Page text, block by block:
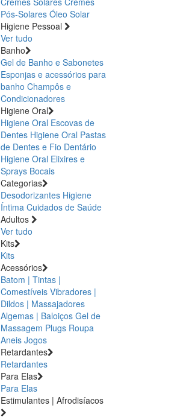
Pós-Solares Óleo Solar
Higiene Pessoal
Ver tudo
Banho
Gel de Banho e Sabonetes
Esponjas e acessórios para
banho Champôs e
Condicionadores
Higiene Oral
Higiene Oral Escovas de
Dentes Higiene Oral Pastas
de Dentes e Fio Dentário
Higiene Oral Elixires e
Sprays Bocais
Categorias
Desodorizantes Higiene
Íntima Cuidados de Saúde
Adultos
Ver tudo
Kits
Kits
Acessórios
Batom | Tintas |
Comestíveis Vibradores |
Dildos | Massajadores
Algemas | Baloiços Gel de
Massagem Plugs Roupa
Aneis Jogos
Retardantes
Retardantes
Para Elas
Para Elas
Estimulantes | Afrodisíacos